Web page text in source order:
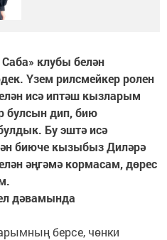
Саба» клубы белән
Үзем рилсмейкер ролен
исә иптәш кызларым
булсын дип, бию
Бу эштә исә
биюче кызыбыз Диләрә
әңгәмә кормасам, дөрес
дәвамында
берсе, чөнки